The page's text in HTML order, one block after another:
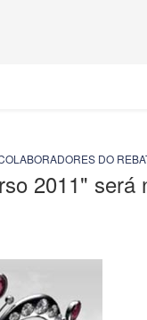
DO
2011" será